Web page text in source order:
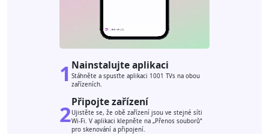
1 Nainstalujte aplikaci
Stáhněte a spusťte aplikaci 1001 TVs na obou
zařízeních.
2Připojte zařízení
Ujistěte se, že obě zařízení jsou ve stejné síti
Wi-Fi. V aplikaci klepněte na „Přenos souborů“
pro skenování a připojení.